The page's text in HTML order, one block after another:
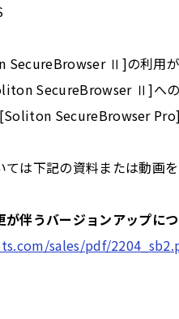
Ⅱ]の利用が
SecureBrowser Ⅱ]への
SecureBrowser Pro]
は下記の資料または動画
伴うバージョンアップに
sales/pdf/